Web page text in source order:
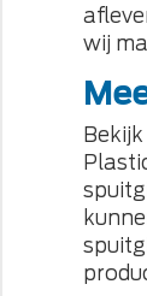
wij